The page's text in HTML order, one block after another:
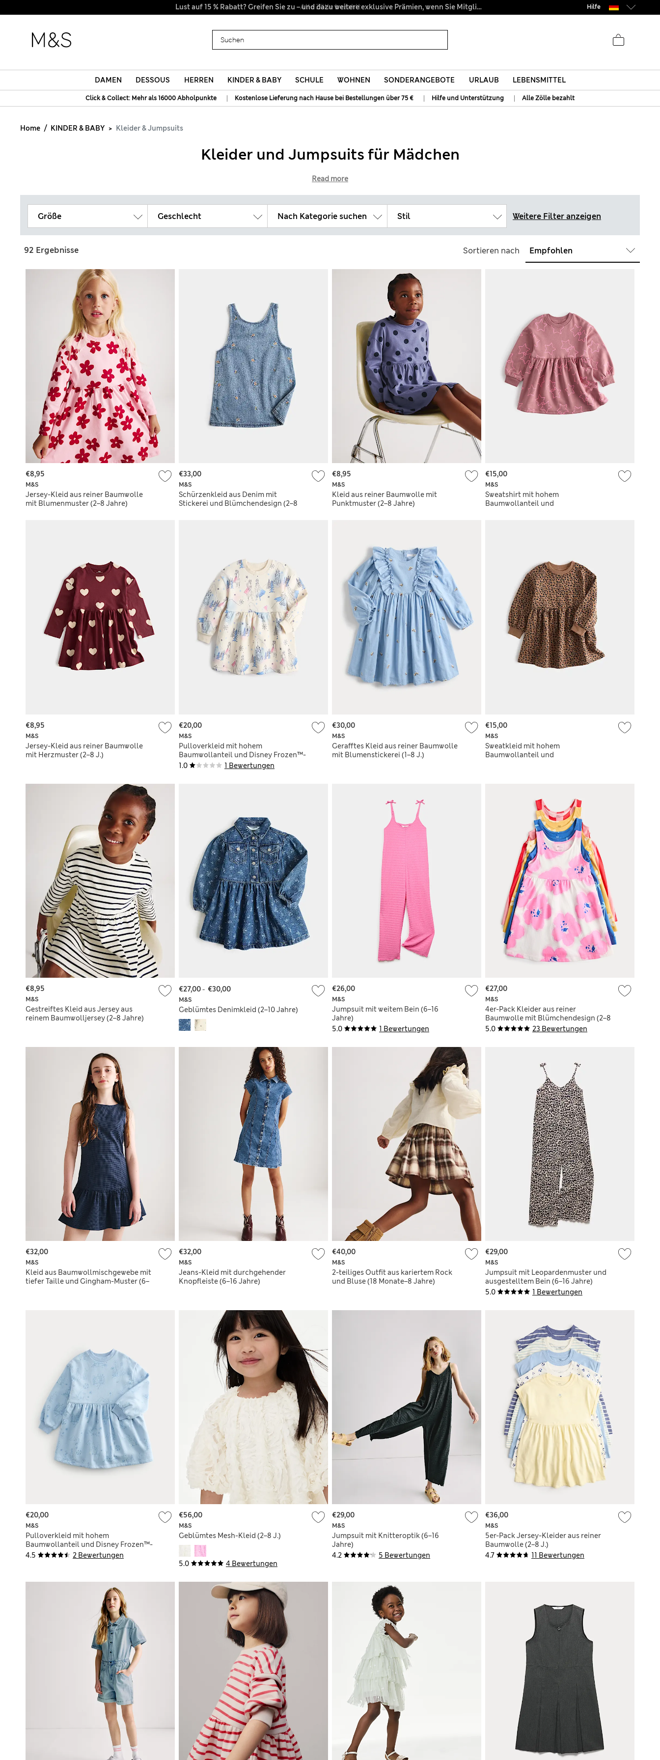
Alle Zölle bezahlt Hilfe
DAMEN DESSOUS HERREN KINDER & BABY SCHULE WOHNEN SONDERANGEBOTE URLAUB LEBENSMITTEL
Click & Collect: Mehr als 16000 Abholpunkte | Kostenlose Lieferung nach Hause bei Bestellungen über 75 € | Hilfe und Unterstützung | Alle Zölle bezahlt
Home KINDER & BABY Kleider & Jumpsuits
Kleider und Jumpsuits für Mädchen
Read more
Größe Geschlecht Nach Kategorie suchen Stil Weitere Filter anzeigen
92 Ergebnisse Sortieren nach
M&S
Jersey-Kleid aus reiner Baumwolle
mit Blumenmuster (2–8 Jahre)
€8,95
M&S
Schürzenkleid aus Denim mit
Stickerei und Blümchendesign (2–8
€33,00
M&S
Kleid aus reiner Baumwolle mit
Punktmuster (2–8 Jahre)
€8,95
M&S
Sweatshirt mit hohem
Baumwollanteil und
€15,00
M&S
Jersey-Kleid aus reiner Baumwolle
mit Herzmuster (2–8 J.)
€8,95
1.0 1 Bewertungen
M&S
Pulloverkleid mit hohem
Baumwollanteil und Disney Frozen™-
Motiv (2–8 Jahre)
€20,00
M&S
Gerafftes Kleid aus reiner Baumwolle
mit Blumenstickerei (1–8 J.)
€30,00
M&S
Sweatkleid mit hohem
Baumwollanteil und
€15,00
M&S
Gestreiftes Kleid aus Jersey aus
reinem Baumwolljersey (2–8 Jahre)
€8,95
M&S
Geblümtes Denimkleid (2–10 Jahre)
€27,00- €30,00
5.0 1 Bewertungen
M&S
Jumpsuit mit weitem Bein (6–16
Jahre)
€26,00
5.0 23 Bewertungen
M&S
4er-Pack Kleider aus reiner
Baumwolle mit Blümchendesign (2–8
Jahre)
€27,00
M&S
Kleid aus Baumwollmischgewebe mit
tiefer Taille und Gingham-Muster (6–
€32,00
M&S
Jeans-Kleid mit durchgehender
Knopfleiste (6–16 Jahre)
€32,00
M&S
2-teiliges Outfit aus kariertem Rock
und Bluse (18 Monate–8 Jahre)
€40,00
5.0 1 Bewertungen
M&S
Jumpsuit mit Leopardenmuster und
ausgestelltem Bein (6–16 Jahre)
€29,00
4.5 2 Bewertungen
M&S
Pulloverkleid mit hohem
Baumwollanteil und Disney Frozen™-
Motiv (2–8 Jahre)
€20,00
5.0 4 Bewertungen
M&S
Geblümtes Mesh-Kleid (2–8 J.)
€56,00
4.2 5 Bewertungen
M&S
Jumpsuit mit Knitteroptik (6–16
Jahre)
€29,00
4.7 11 Bewertungen
M&S
5er-Pack Jersey-Kleider aus reiner
Baumwolle (2–8 J.)
€36,00